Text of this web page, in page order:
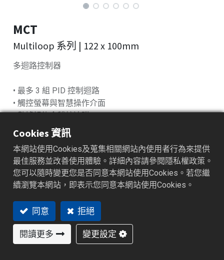
Multiloop 系列 | 122 x 100mm
MCT
多迴路控制器
• 最多 3 組 PID 控制迴路
• 觸控螢幕與智慧操作介面
• 數據記錄含稽核追蹤
• 內建數學／邏輯／定時功能
• 支援 VNC／Web 遠端操作
加入詢價車
Cookies 資訊
本網站使用Cookies及蒐集相關網站內使用者行為來提供
最佳服務並改善使用體驗。詳細內容請參閱隱私權政策。
您可以隨時變更您是否同意本網站使用Cookies。若您繼
續瀏覽本網站，即表示您同意本網站使用Cookies。
同意 拒絕
閱讀更多 變更設定